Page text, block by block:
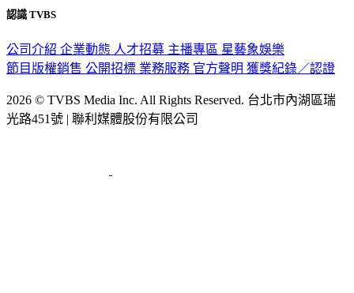
認識 TVBS
公司介紹 企業動態 人才招募 主播專區 星藝象娛樂
節目版權銷售 公開招標 業務服務 官方聲明 獲獎紀錄／認證
2026 © TVBS Media Inc. All Rights Reserved. 台北市內湖區瑞
光路451號 | 聯利媒體股份有限公司